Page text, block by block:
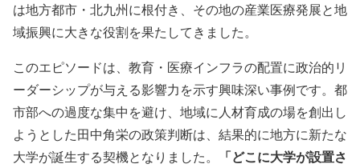
は地方都市・北九州に根付き、その地の産業医療発展と地
域振興に大きな役割を果たしてきました。
このエピソードは、教育・医療インフラの配置に政治的リ
ーダーシップが与える影響力を示す興味深い事例です。都
市部への過度な集中を避け、地域に人材育成の場を創出し
ようとした田中角栄の政策判断は、結果的に地方に新たな
大学が誕生する契機となりました。
「どこに大学が設置さ